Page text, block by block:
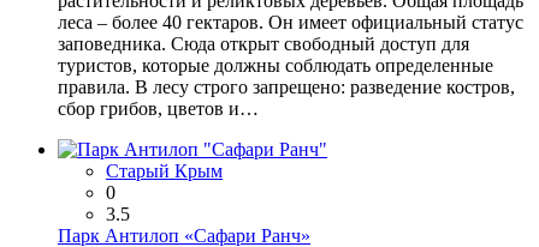
леса – более 40 гектаров. Он имеет официальный статус
заповедника. Сюда открыт свободный доступ для
туристов, которые должны соблюдать определенные
правила. В лесу строго запрещено: разведение костров,
сбор грибов, цветов и…
Старый Крым
0
3.5
Парк Антилоп «Сафари Ранч»